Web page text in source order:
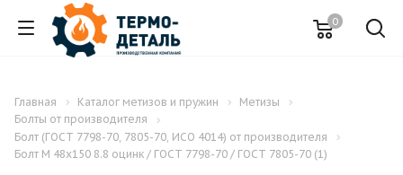
0
Главная Каталог метизов и пружин
Метизы
Болты от производителя
Болт (ГОСТ 7798-70, 7805-70, ИСО 4014) от производителя
Болт M 48x150 8.8 оцинк / ГОСТ 7798-70 / ГОСТ 7805-70 (1)